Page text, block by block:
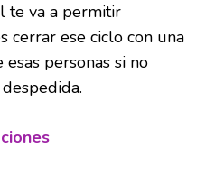
te va a permitir
cerrar ese ciclo con una
personas si no